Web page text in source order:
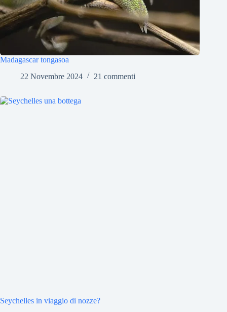
Madagascar tongasoa
22 Novembre 2024
21 commenti
Seychelles in viaggio di nozze?